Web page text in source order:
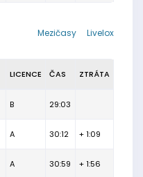
Livelox
Mezičasy
LICENCE ČAS ZTRÁTA
B 29:03
A 30:12 + 1:09
A 30:59 + 1:56